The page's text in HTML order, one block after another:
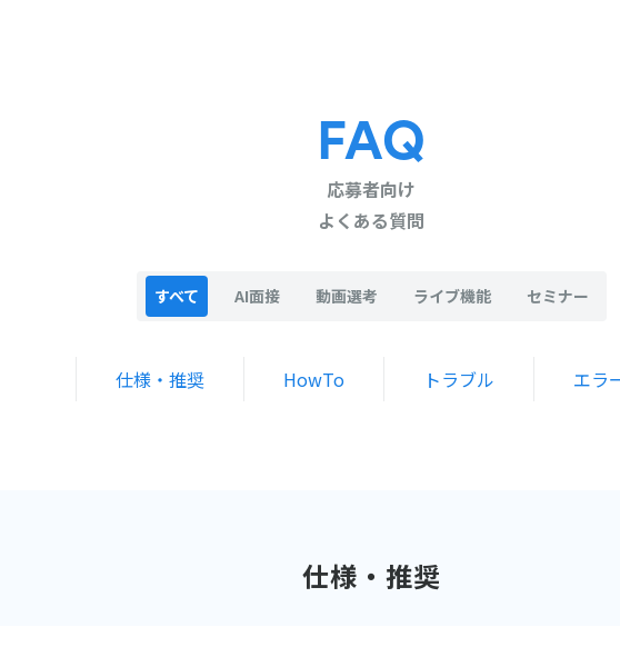
FAQ
応募者向け
よくある質問
すべて AI面接 動画選考 ライブ機能 セミナー
仕様・推奨 HowTo トラブル エラ
仕様・推奨